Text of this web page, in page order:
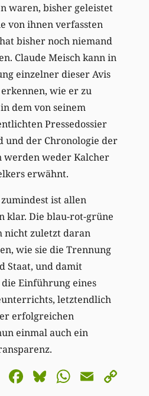
waren, bisher geleistet
von ihnen verfassten
bisher noch niemand
Claude Meisch kann in
einzelner dieser Avis
wie er zu
dem von seinem
Pressedossier
und der Chronologie der
werden weder Kalcher
erwähnt.
ist allen
klar. Die blau-rot-grüne
nicht zuletzt daran
wie sie die Trennung
Staat, und damit
Einführung eines
letztendlich
erfolgreichen
einmal auch ein
Mastodon
Facebook
BlueskyEmail